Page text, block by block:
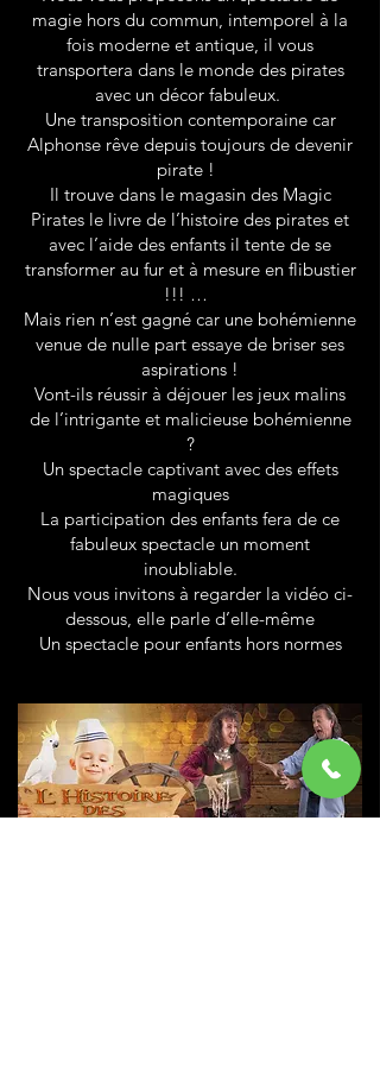
magie hors du commun, intemporel à la
fois moderne et antique, il vous
transportera dans le monde des pirates
avec un décor fabuleux.
Une transposition contemporaine car
Alphonse rêve depuis toujours de devenir
pirate !
Il trouve dans le magasin des Magic
Pirates le livre de l’histoire des pirates et
avec l’aide des enfants il tente de se
transformer au fur et à mesure en flibustier
!!! …
Mais rien n’est gagné car une bohémienne
venue de nulle part essaye de briser ses
aspirations !
Vont-ils réussir à déjouer les jeux malins
de l’intrigante et malicieuse bohémienne
?
Un spectacle captivant avec des effets
magiques
La participation des enfants fera de ce
fabuleux spectacle un moment
inoubliable.
Nous vous invitons à regarder la vidéo ci-
dessous, elle parle d’elle-même
Un spectacle pour enfants hors normes